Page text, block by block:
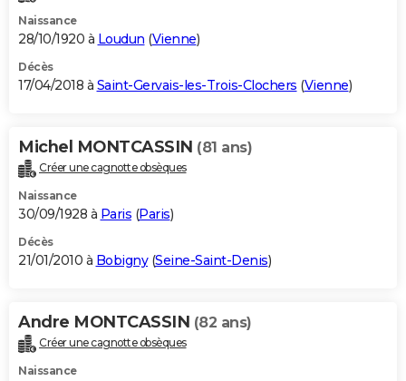
Dictionnaire
Biographies
Citations
Expressions
Proverbes
PROGRAMME TV
S'inscrire
Se connecter
Lycées
Collèges
Primaires
Universités
Entreprises
Service militaire
Avis de recherche
AVIS DE DÉCÈS
Bricolage
Lifestyle
Culture
Sport
Auto
Television
Voyage
Cinema
Naissance
28/10/1920 à Loudun (Vienne)
Décès
17/04/2018 à Saint-Gervais-les-Trois-Clochers (Vienne)
Michel MONTCASSIN (81 ans)
Créer une cagnotte obsèques
Naissance
30/09/1928 à Paris (Paris)
Décès
21/01/2010 à Bobigny(Seine-Saint-Denis)
Andre MONTCASSIN (82 ans)
Créer une cagnotte obsèques
Naissance